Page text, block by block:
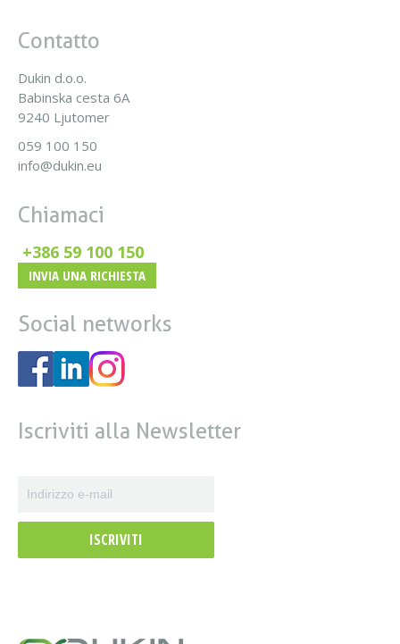
Contatto
Dukin d.o.o.
Babinska cesta 6A
9240 Ljutomer
059 100 150
info@dukin.eu
Chiamaci
+386 59 100 150
INVIA UNA RICHIESTA
Social networks
Iscriviti alla Newsletter
ISCRIVITI